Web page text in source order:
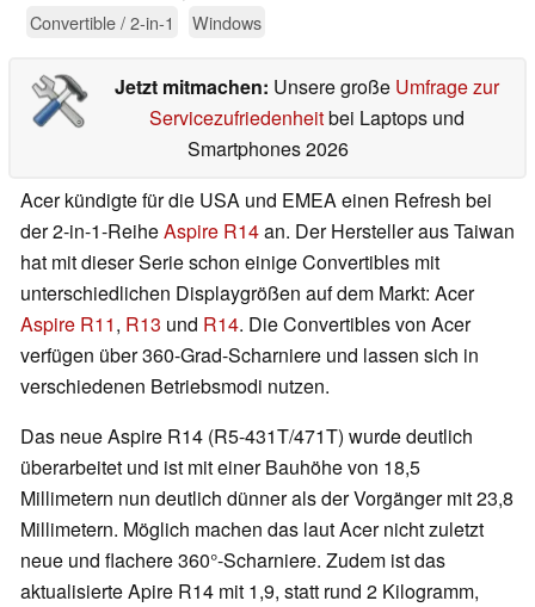
Convertible / 2-in-1 Windows
Jetzt mitmachen: Unsere große Umfrage zur
Servicezufriedenheitbei Laptops und
Smartphones 2026
Acer kündigte für die USA und EMEA einen Refresh bei
der 2-in-1-ReiheAspire R14an. Der Hersteller aus Taiwan
hat mit dieser Serie schon einige Convertibles mit
unterschiedlichen Displaygrößen auf dem Markt: Acer
Aspire R11, R13 und R14. Die Convertibles von Acer
verfügen über 360-Grad-Scharniere und lassen sich in
verschiedenen Betriebsmodi nutzen.
Das neue Aspire R14 (R5-431T/471T) wurde deutlich
überarbeitet und ist mit einer Bauhöhe von 18,5
Millimetern nun deutlich dünner als der Vorgänger mit 23,8
Millimetern. Möglich machen das laut Acer nicht zuletzt
neue und flachere 360°-Scharniere. Zudem ist das
aktualisierte Apire R14 mit 1,9, statt rund 2 Kilogramm,